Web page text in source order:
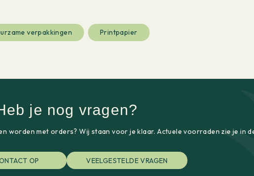
verpakkingen Printpapier
je nog vragen?
worden met orders? Wij staan voor je klaar. Actuele voorraden zie je in
OP VEELGESTELDE VRAGEN